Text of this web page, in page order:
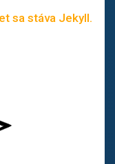
sa stáva Jekyll.